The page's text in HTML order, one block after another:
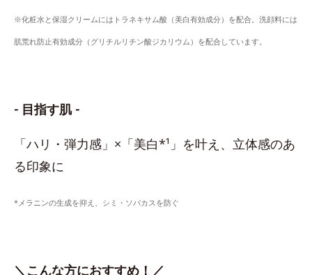
※化粧水と保湿クリームにはトラネキサム酸（美白有効成分）を配合。洗顔料には
肌荒れ防止有効成分（グリチルリチン酸ジカリウム）を配合しています。
- 目指す肌 -
「ハリ・弾力感」×「美白*¹」を叶え、立体感のあ
る印象に
*メラニンの生成を抑え、シミ・ソバカスを防ぐ
＼こんな方におすすめ！／